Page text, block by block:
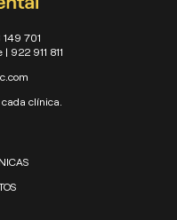
701
922 911 811
clínica.